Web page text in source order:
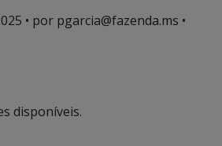
• por pgarcia@fazenda.ms •
disponíveis.